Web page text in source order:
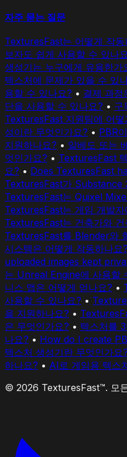
자주 묻는 질문
TexturesFast는 어떻게 작동
보자도 쉽게 사용할 수 있나
생성기는 누구에게 유용한가
텍스처에 문제가 있을 수 있
용할 수 있나요? • 결제 과정
단을 사용할 수 있나요? • 구
TexturesFast 지원팀에 어떻
성이란 무엇인가요? • PBR
지원하나요? • 알베도 또는
엇인가요? • TexturesFast
요? • Does TexturesFast
TexturesFast가 Substance
TexturesFast는 Quixel
TexturesFast는 게임 개발자
TexturesFast는 건축가와
TexturesFast를 Blender와
시스템은 어떻게 작동하나요?
uploaded images kept
는 Unreal Engine에 사용할
니스 맵은 어떻게 얻나요? •
사용할 수 있나요? •
을 지원하나요? •
은 무엇인가요? • 텍스처를
나요? • How do I create
텍스처 생성기란 무엇인가요?
하나요? • AI로 게임용 텍스
© 2026 TexturesFast™. 모